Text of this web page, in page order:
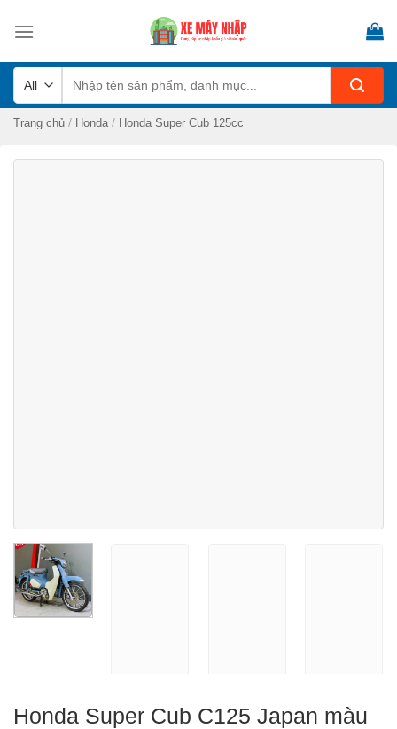
kiếm:
Trang chủ / Honda / Honda Super Cub 125cc
Honda Super Cub C125 Japan màu